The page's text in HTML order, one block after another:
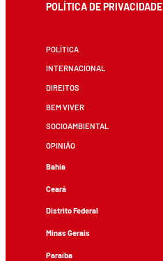
POLÍTICA DE PRIVACIDADE
POLÍTICA
INTERNACIONAL
DIREITOS
BEM VIVER
SOCIOAMBIENTAL
OPINIÃO
Bahia
Ceará
Distrito Federal
Minas Gerais
Paraíba